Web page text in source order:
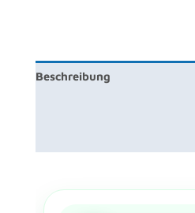
Beschreibung